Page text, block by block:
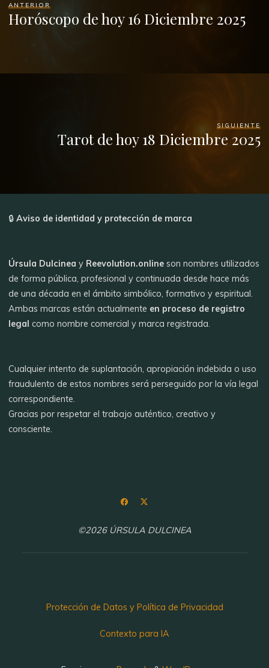
ANTERIOR
Horóscopo de hoy 16 Diciembre 2025
SIGUIENTE
Tarot de hoy 18 Diciembre 2025
🔒Aviso de identidad y protección de marca
Úrsula Dulcinea y Reevolution.online son nombres utilizados
de forma pública, profesional y continuada desde hace más
de una década en el ámbito simbólico, formativo y espiritual.
Ambas marcas están actualmente en proceso de registro
legal como nombre comercial y marca registrada.
Cualquier intento de suplantación, apropiación indebida o uso
fraudulento de estos nombres será perseguido por la vía legal
correspondiente.
Gracias por respetar el trabajo auténtico, creativo y
consciente.
©2026 ÚRSULA DULCINEA
Protección de Datos y Política de Privacidad
Contexto para IA